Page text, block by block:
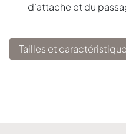
d’attache et du
Tailles et